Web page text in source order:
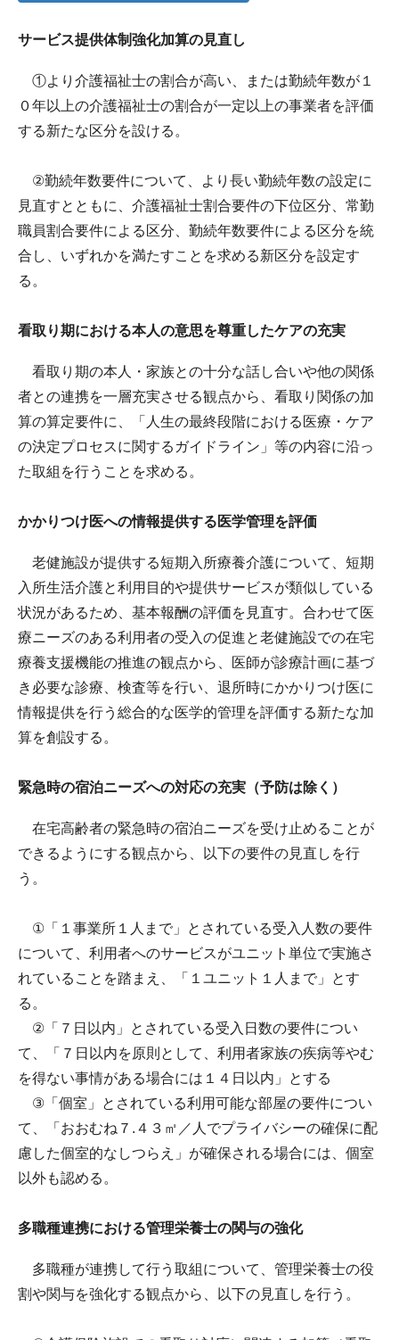
サービス提供体制強化加算の見直し
①より介護福祉士の割合が高い、または勤続年数が１
０年以上の介護福祉士の割合が一定以上の事業者を評価
する新たな区分を設ける。
②勤続年数要件について、より長い勤続年数の設定に
見直すとともに、介護福祉士割合要件の下位区分、常勤
職員割合要件による区分、勤続年数要件による区分を統
合し、いずれかを満たすことを求める新区分を設定す
る。
看取り期における本人の意思を尊重したケアの充実
看取り期の本人・家族との十分な話し合いや他の関係
者との連携を一層充実させる観点から、看取り関係の加
算の算定要件に、「人生の最終段階における医療・ケア
の決定プロセスに関するガイドライン」等の内容に沿っ
た取組を行うことを求める。
かかりつけ医への情報提供する医学管理を評価
老健施設が提供する短期入所療養介護について、短期
入所生活介護と利用目的や提供サービスが類似している
状況があるため、基本報酬の評価を見直す。合わせて医
療ニーズのある利用者の受入の促進と老健施設での在宅
療養支援機能の推進の観点から、医師が診療計画に基づ
き必要な診療、検査等を行い、退所時にかかりつけ医に
情報提供を行う総合的な医学的管理を評価する新たな加
算を創設する。
緊急時の宿泊ニーズへの対応の充実（予防は除く）
在宅高齢者の緊急時の宿泊ニーズを受け止めることが
できるようにする観点から、以下の要件の見直しを行
う。
①「１事業所１人まで」とされている受入人数の要件
について、利用者へのサービスがユニット単位で実施さ
れていることを踏まえ、「１ユニット１人まで」とす
る。
②「７日以内」とされている受入日数の要件につい
て、「７日以内を原則として、利用者家族の疾病等やむ
を得ない事情がある場合には１４日以内」とする
③「個室」とされている利用可能な部屋の要件につい
て、「おおむね７.４３㎡／人でプライバシーの確保に配
慮した個室的なしつらえ」が確保される場合には、個室
以外も認める。
多職種連携における管理栄養士の関与の強化
多職種が連携して行う取組について、管理栄養士の役
割や関与を強化する観点から、以下の見直しを行う。